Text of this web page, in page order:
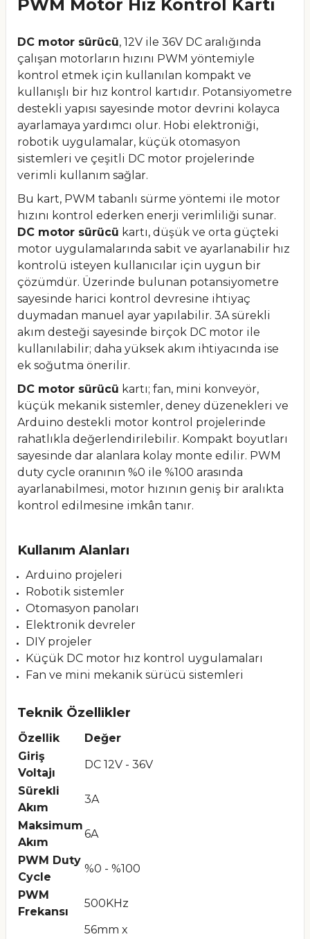
PWM Motor Hız Kontrol Kartı
DC motor sürücü, 12V ile 36V DC aralığında
çalışan motorların hızını PWM yöntemiyle
kontrol etmek için kullanılan kompakt ve
kullanışlı bir hız kontrol kartıdır. Potansiyometre
destekli yapısı sayesinde motor devrini kolayca
ayarlamaya yardımcı olur. Hobi elektroniği,
robotik uygulamalar, küçük otomasyon
sistemleri ve çeşitli DC motor projelerinde
verimli kullanım sağlar.
Bu kart, PWM tabanlı sürme yöntemi ile motor
hızını kontrol ederken enerji verimliliği sunar.
DC motor sürücü kartı, düşük ve orta güçteki
motor uygulamalarında sabit ve ayarlanabilir hız
kontrolü isteyen kullanıcılar için uygun bir
çözümdür. Üzerinde bulunan potansiyometre
sayesinde harici kontrol devresine ihtiyaç
duymadan manuel ayar yapılabilir. 3A sürekli
akım desteği sayesinde birçok DC motor ile
kullanılabilir; daha yüksek akım ihtiyacında ise
ek soğutma önerilir.
DC motor sürücü kartı; fan, mini konveyör,
küçük mekanik sistemler, deney düzenekleri ve
Arduino destekli motor kontrol projelerinde
rahatlıkla değerlendirilebilir. Kompakt boyutları
sayesinde dar alanlara kolay monte edilir. PWM
duty cycle oranının %0 ile %100 arasında
ayarlanabilmesi, motor hızının geniş bir aralıkta
kontrol edilmesine imkân tanır.
Kullanım Alanları
Arduino projeleri
Robotik sistemler
Otomasyon panoları
Elektronik devreler
DIY projeler
Küçük DC motor hız kontrol uygulamaları
Fan ve mini mekanik sürücü sistemleri
Teknik Özellikler
Özellik
Değer
Giriş
Voltajı
DC 12V - 36V
Sürekli
Akım
3A
Maksimum
Akım
6A
PWM Duty
Cycle
%0 - %100
PWM
Frekansı
500KHz
56mm x